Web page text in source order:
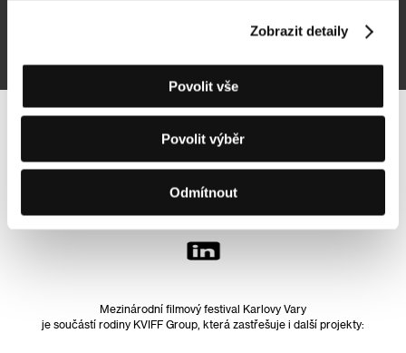
Zobrazit detaily
Povolit vše
Povolit výběr
Odmítnout
Sledujte nás na síti:
Mezinárodní filmový festival Karlovy Vary
je součástí rodiny KVIFF Group, která zastřešuje i další projekty: